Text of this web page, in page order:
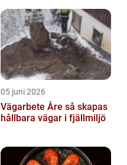
05 juni 2026
Vägarbete Åre så skapas
hållbara vägar i fjällmiljö